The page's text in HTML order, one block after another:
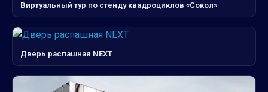
Виртуальный тур по стенду квадроциклов «Сокол»
Дверь распашная NEXT